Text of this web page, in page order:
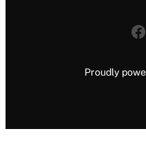
Proudly